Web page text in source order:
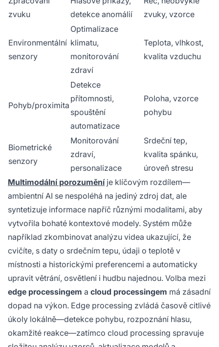
zvuku
detekce anomálií
zvuky, vzorce
Environmentální
senzory
Optimalizace
klimatu,
monitorování
zdraví
Teplota, vlhkost,
kvalita vzduchu
Pohyb/proximita
Detekce
přítomnosti,
spouštění
automatizace
Poloha, vzorce
pohybu
Biometrické
senzory
Monitorování
zdraví,
personalizace
Srdeční tep,
kvalita spánku,
úroveň stresu
Multimodální porozuměníje klíčovým rozdílem—
ambientní AI se nespoléhá na jediný zdroj dat, ale
syntetizuje informace napříč různými modalitami, aby
vytvořila bohaté kontextové modely. Systém může
například zkombinovat analýzu videa ukazující, že
cvičíte, s daty o srdečním tepu, údaji o teplotě v
místnosti a historickými preferencemi a automaticky
upravit větrání, osvětlení i hudbu najednou. Volba mezi
edge processingem a cloud processingem má zásadní
dopad na výkon. Edge processing zvládá časově citlivé
úkoly lokálně—detekce pohybu, rozpoznání hlasu,
okamžité reakce—zatímco cloud processing spravuje